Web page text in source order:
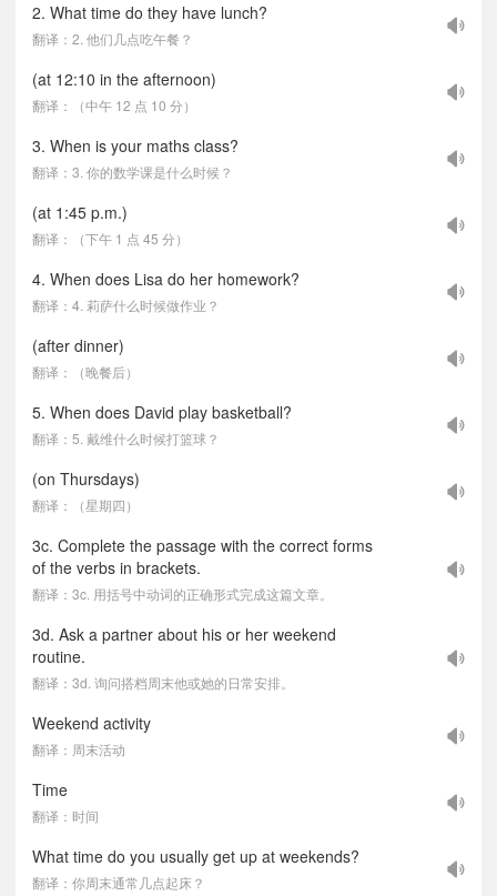
2. What time do they have lunch?
翻译：2. 他们几点吃午餐？
(at 12:10 in the afternoon)
翻译：（中午 12 点 10 分）
3. When is your maths class?
翻译：3. 你的数学课是什么时候？
(at 1:45 p.m.)
翻译：（下午 1 点 45 分）
4. When does Lisa do her homework?
翻译：4. 莉萨什么时候做作业？
(after dinner)
翻译：（晚餐后）
5. When does David play basketball?
翻译：5. 戴维什么时候打篮球？
(on Thursdays)
翻译：（星期四）
3c. Complete the passage with the correct forms
of the verbs in brackets.
翻译：3c. 用括号中动词的正确形式完成这篇文章。
3d. Ask a partner about his or her weekend
routine.
翻译：3d. 询问搭档周末他或她的日常安排。
Weekend activity
翻译：周末活动
Time
翻译：时间
What time do you usually get up at weekends?
翻译：你周末通常几点起床？